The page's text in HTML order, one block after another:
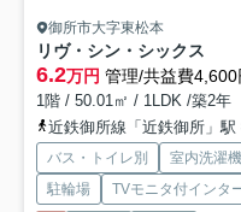
御所市大字東松本
リヴ・シン・シックス
6.2万円 管理/共益費4,600
1階 / 50.01㎡ / 1LDK /築2年
近鉄御所線「近鉄御所」駅
バス・トイレ別 室内洗濯
駐輪場
TVモニタ付インタ